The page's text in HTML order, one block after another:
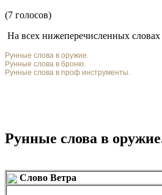
(7 голосов)
На всех нижеперечисленных
Рунные слова в оружие.
Рунные слова в броню.
Рунные слова в проф инструменты.
Рунные слова в
Слово Ветра